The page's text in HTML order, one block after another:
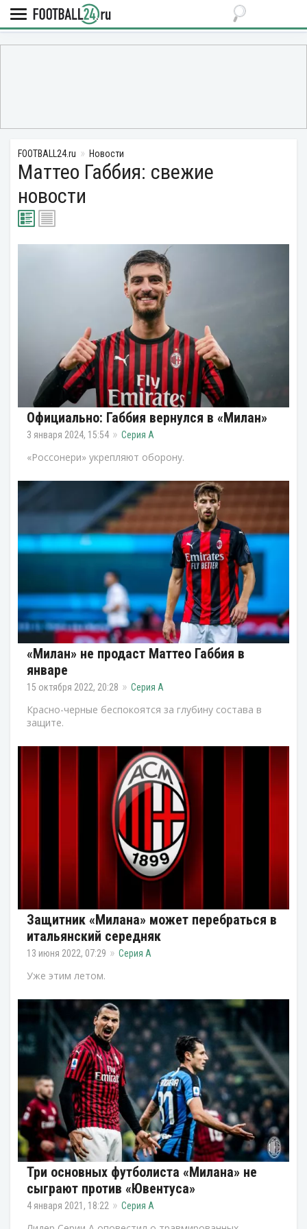
FOOTBALL24.ru Новости
Маттео Габбия: свежие
новости
Официально: Габбия вернулся в «Милан»
3 января 2024, 15:54 Серия А
«Россонери» укрепляют оборону.
«Милан» не продаст Маттео Габбия в
январе
15 октября 2022, 20:28 Серия А
Красно-черные беспокоятся за глубину состава в
защите.
Защитник «Милана» может перебраться в
итальянский середняк
13 июня 2022, 07:29 Серия А
Уже этим летом.
Три основных футболиста «Милана» не
сыграют против «Ювентуса»
4 января 2021, 18:22 Серия А